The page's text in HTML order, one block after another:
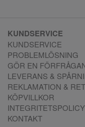
KUNDSERVICE
KUNDSERVICE
PROBLEMLÖSNING
GÖR EN
LEVERANS &
REKLAMATION &
KÖPVILLKOR
INTEGRITETSPOLICY
KONTAKT